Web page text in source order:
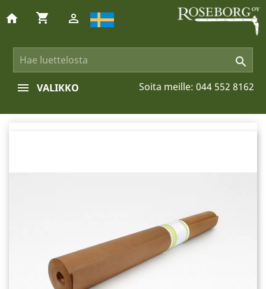

home shopping_cart 
Soita meille: 044 552 8162
VALIKKO